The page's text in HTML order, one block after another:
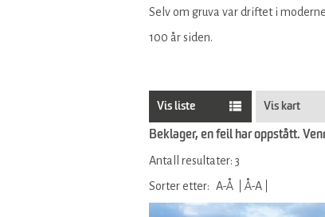
Selv om gruva var driftet i
100 år siden.
Vis liste Vis kart
Beklager, en feil har oppstått.
Antall resultater: 3
Sorter etter: A-Å Å-A